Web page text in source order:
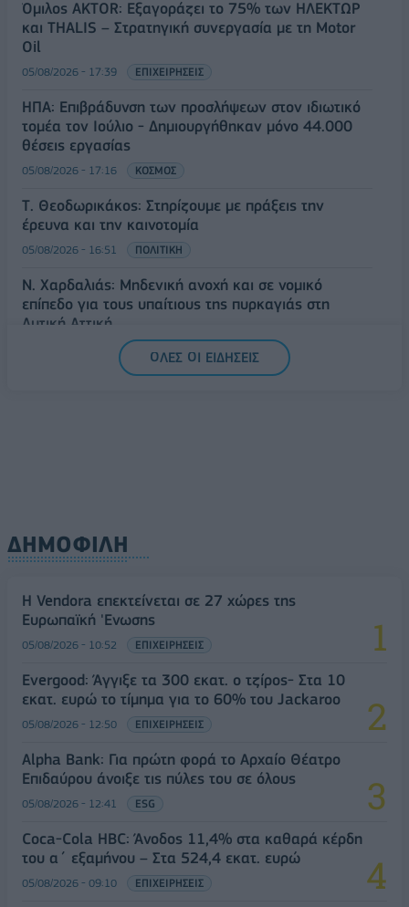
Όμιλος AKTOR: Εξαγοράζει το 75% των ΗΛΕΚΤΩΡ
και THALIS – Στρατηγική συνεργασία με τη Motor
Oil
05/08/2026 - 17:39 ΕΠΙΧΕΙΡΗΣΕΙΣ
ΗΠΑ: Επιβράδυνση των προσλήψεων στον ιδιωτικό
τομέα τον Ιούλιο - Δημιουργήθηκαν μόνο 44.000
θέσεις εργασίας
05/08/2026 - 17:16 ΚΟΣΜΟΣ
Τ. Θεοδωρικάκος: Στηρίζουμε με πράξεις την
έρευνα και την καινοτομία
05/08/2026 - 16:51 ΠΟΛΙΤΙΚΗ
Ν. Χαρδαλιάς: Μηδενική ανοχή και σε νομικό
επίπεδο για τους υπαίτιους της πυρκαγιάς στη
Δυτική Αττική
ΟΛΕΣ ΟΙ ΕΙΔΗΣΕΙΣ
ΔΗΜΟΦΙΛΗ
Η Vendora επεκτείνεται σε 27 χώρες της
Ευρωπαϊκή 'Ενωσης
05/08/2026 - 10:52 ΕΠΙΧΕΙΡΗΣΕΙΣ
Evergood: Άγγιξε τα 300 εκατ. ο τζίρος- Στα 10
εκατ. ευρώ το τίμημα για το 60% του Jackaroo
05/08/2026 - 12:50 ΕΠΙΧΕΙΡΗΣΕΙΣ
Alpha Bank: Για πρώτη φορά το Αρχαίο Θέατρο
Επιδαύρου άνοιξε τις πύλες του σε όλους
05/08/2026 - 12:41 ESG
Coca-Cola HBC: Άνοδος 11,4% στα καθαρά κέρδη
του α΄ εξαμήνου – Στα 524,4 εκατ. ευρώ
05/08/2026 - 09:10 ΕΠΙΧΕΙΡΗΣΕΙΣ